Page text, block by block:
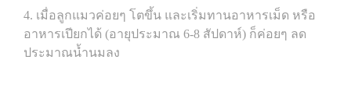
4. เมื่อลูกแมวค่อยๆ โตขึ้น และเริ่มทานอาหารเม็ด หรือ
อาหารเปียกได้ (อายุประมาณ 6-8 สัปดาห์) ก็ค่อยๆ ลด
ประมาณน้ำนมลง